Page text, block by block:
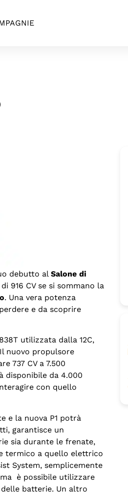
debutto al Salone di
916 CV se si sommano la
. Una vera potenza
e da scoprire
utilizzata dalla 12C,
nuovo propulsore
737 CV a 7.500
disponibile da 4.000
con quello
e la nuova P1 potrà
garantisce un
sia durante le frenate,
termico a quello elettrico
System, semplicemente
è possibile utilizzare
batterie. Un altro